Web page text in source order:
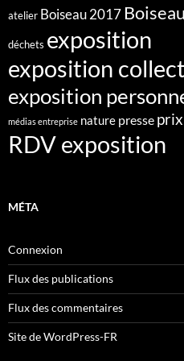
atelier Boiseau 2017
déchets exposition
exposition
exposition
médias entreprise nature presse prix
RDV exposition
MÉTA
Connexion
Flux des publications
Flux des commentaires
Site de WordPress-FR